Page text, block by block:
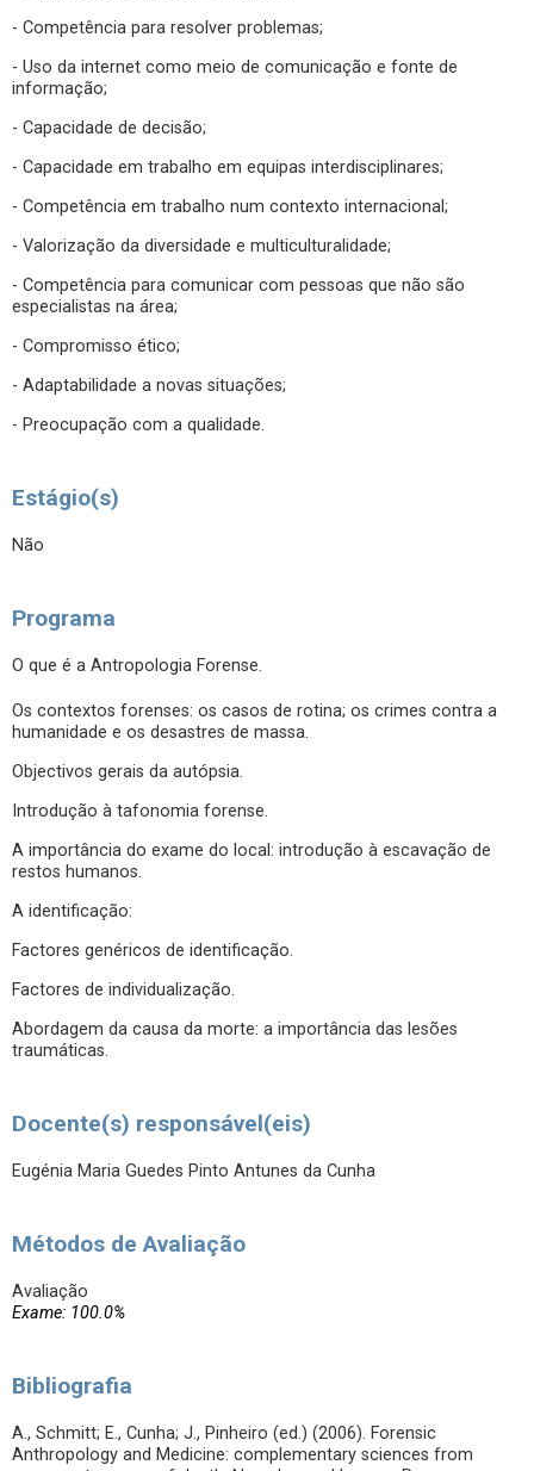
- Competência para resolver problemas;
- Uso da internet como meio de comunicação e fonte de
informação;
- Capacidade de decisão;
- Capacidade em trabalho em equipas interdisciplinares;
- Competência em trabalho num contexto internacional;
- Valorização da diversidade e multiculturalidade;
- Competência para comunicar com pessoas que não são
especialistas na área;
- Compromisso ético;
- Adaptabilidade a novas situações;
- Preocupação com a qualidade.
Estágio(s)
Não
Programa
O que é a Antropologia Forense.
Os contextos forenses: os casos de rotina; os crimes contra a
humanidade e os desastres de massa.
Objectivos gerais da autópsia.
Introdução à tafonomia forense.
A importância do exame do local: introdução à escavação de
restos humanos.
A identificação:
Factores genéricos de identificação.
Factores de individualização.
Abordagem da causa da morte: a importância das lesões
traumáticas.
Docente(s) responsável(eis)
Eugénia Maria Guedes Pinto Antunes da Cunha
Métodos de Avaliação
Avaliação
Exame: 100.0%
Bibliografia
A., Schmitt; E., Cunha; J., Pinheiro (ed.) (2006). Forensic
Anthropology and Medicine: complementary sciences from